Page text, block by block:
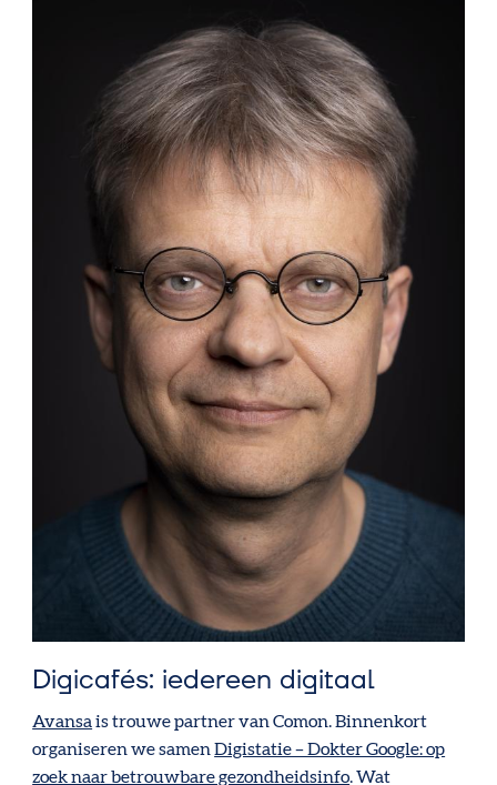
Digicafés: iedereen digitaal
Avansa is trouwe partner van Comon. Binnenkort
organiseren we samenDigistatie – Dokter Google: op
zoek naar betrouwbare gezondheidsinfo. Wat